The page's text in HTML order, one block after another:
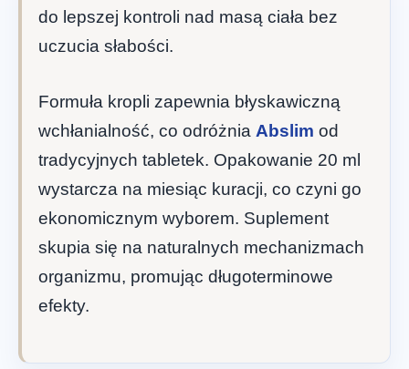
do lepszej kontroli nad masą ciała bez
uczucia słabości.
Formuła kropli zapewnia błyskawiczną
wchłanialność, co odróżnia Abslim od
tradycyjnych tabletek. Opakowanie 20 ml
wystarcza na miesiąc kuracji, co czyni go
ekonomicznym wyborem. Suplement
skupia się na naturalnych mechanizmach
organizmu, promując długoterminowe
efekty.